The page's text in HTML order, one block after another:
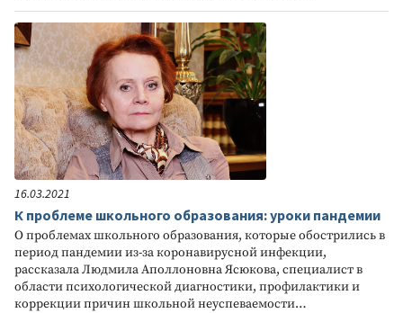
16.03.2021
К проблеме школьного образования: уроки пандемии
О проблемах школьного образования, которые обострились в
период пандемии из-за коронавирусной инфекции,
рассказала Людмила Аполлоновна Ясюкова, специалист в
области психологической диагностики, профилактики и
коррекции причин школьной неуспеваемости…